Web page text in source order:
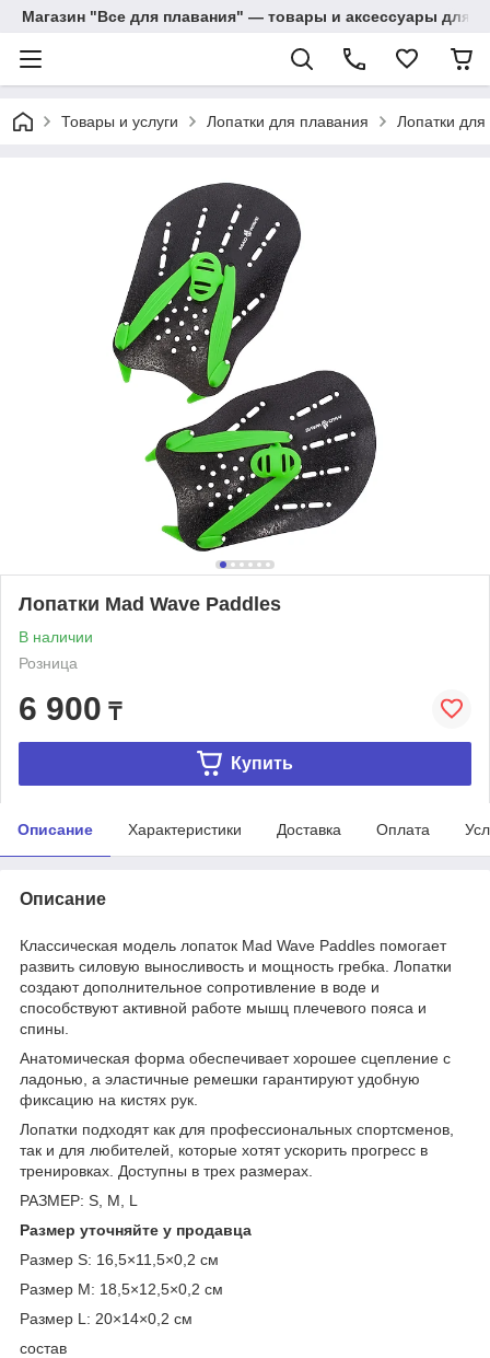
Магазин "Все для плавания" — товары и аксессуары для
Товары и услуги Лопатки для плавания Лопатки
Лопатки Mad Wave Paddles
В наличии
Розница
6 900 ₸
Купить
Описание Характеристики Доставка Оплата
Описание
Классическая модель лопаток Mad Wave Paddles помогает
развить силовую выносливость и мощность гребка. Лопатки
создают дополнительное сопротивление в воде и
способствуют активной работе мышц плечевого пояса и
спины.
Анатомическая форма обеспечивает хорошее сцепление с
ладонью, а эластичные ремешки гарантируют удобную
фиксацию на кистях рук.
Лопатки подходят как для профессиональных спортсменов,
так и для любителей, которые хотят ускорить прогресс в
тренировках. Доступны в трех размерах.
РАЗМЕР: S, M, L
Размер уточняйте у продавца
Размер S: 16,5×11,5×0,2 см
Размер M: 18,5×12,5×0,2 см
Размер L: 20×14×0,2 см
состав